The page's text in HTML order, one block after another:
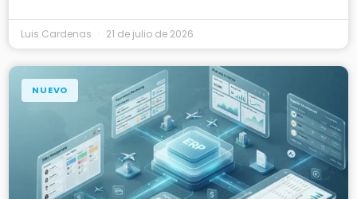
Luis Cardenas 21 de julio de 2026
NUEVO